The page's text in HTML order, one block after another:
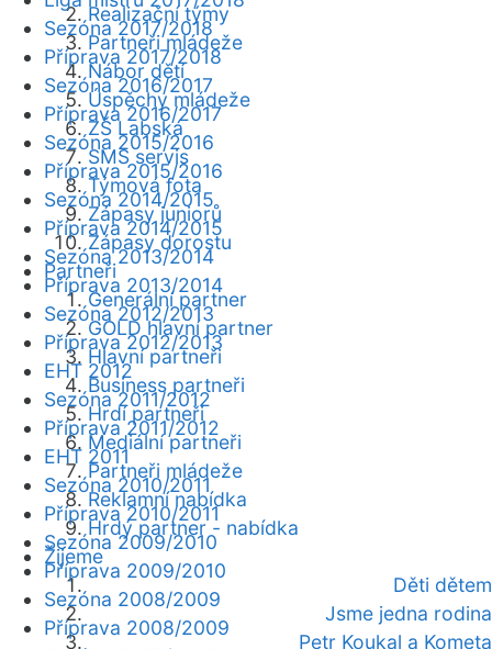
Realizační týmy
Partneři mládeže
Nábor dětí
Úspěchy mládeže
ZŠ Labská
SMS servis
Týmová fota
Zápasy juniorů
Zápasy dorostu
Partneři
Generální partner
GOLD hlavní partner
Hlavní partneři
Business partneři
Hrdí partneři
Mediální partneři
Partneři mládeže
Reklamní nabídka
Hrdý partner - nabídka
Žijeme
Děti dětem
Jsme jedna rodina
Petr Koukal a Kometa
Sezóna 2017/2018
Příprava 2017/2018
Sezóna 2016/2017
Příprava 2016/2017
Sezóna 2015/2016
Příprava 2015/2016
Sezóna 2014/2015
Příprava 2014/2015
Sezóna 2013/2014
Příprava 2013/2014
Sezóna 2012/2013
Příprava 2012/2013
EHT 2012
Sezóna 2011/2012
Příprava 2011/2012
EHT 2011
Sezóna 2010/2011
Příprava 2010/2011
Sezóna 2009/2010
Příprava 2009/2010
Sezóna 2008/2009
Příprava 2008/2009